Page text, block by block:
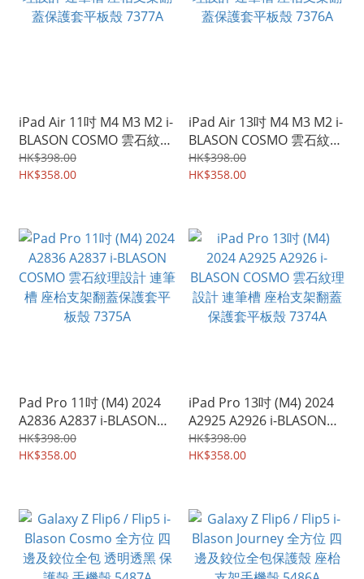
iPad Air 11吋 M4 M3 M2 i-
BLASON COSMO 雲石紋理
設計 連筆槽 座枱支架翻蓋
保護套平板殼 7377A
HK$398.00
HK$358.00
iPad Air 13吋 M4 M3 M2 i-
BLASON COSMO 雲石紋理
設計 連筆槽 座枱支架翻蓋
保護套平板殼 7376A
HK$398.00
HK$358.00
Pad Pro 11吋 (M4) 2024
A2836 A2837 i-BLASON
COSMO 雲石紋理設計 連筆
槽 座枱支架翻蓋保護套平
HK$398.00
HK$358.00
iPad Pro 13吋 (M4) 2024
A2925 A2926 i-BLASON
COSMO 雲石紋理設計 連筆
槽 座枱支架翻蓋保護套平
HK$398.00
HK$358.00